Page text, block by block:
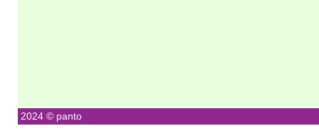
2024 © panto